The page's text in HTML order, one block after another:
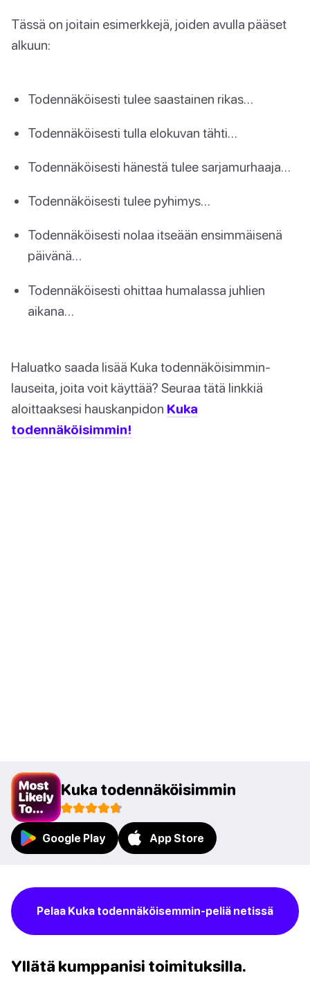
Tässä on joitain esimerkkejä, joiden avulla pääset
alkuun:
Todennäköisesti tulee saastainen rikas…
Todennäköisesti tulla elokuvan tähti…
Todennäköisesti hänestä tulee sarjamurhaaja…
Todennäköisesti tulee pyhimys…
Todennäköisesti nolaa itseään ensimmäisenä
päivänä…
Todennäköisesti ohittaa humalassa juhlien
aikana…
Haluatko saada lisää Kuka todennäköisimmin-
lauseita, joita voit käyttää? Seuraa tätä linkkiä
aloittaaksesi hauskanpidon Kuka
todennäköisimmin!
Kuka todennäköisimmin
Google Play App Store
Pelaa Kuka todennäköisemmin-peliä netissä
Yllätä kumppanisi toimituksilla.